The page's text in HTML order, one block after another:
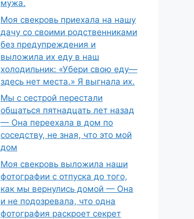
мужа.
Моя свекровь приехала на нашу
дачу со своими родственниками
без предупреждения и
выложила их еду в наш
холодильник: «Убери свою еду—
здесь нет места.» Я выгнала их.
Мы с сестрой перестали
общаться пятнадцать лет назад
— Она переехала в дом по
соседству, не зная, что это мой
дом
Моя свекровь выложила наши
фотографии с отпуска до того,
как мы вернулись домой — Она
и не подозревала, что одна
фотография раскроет секрет